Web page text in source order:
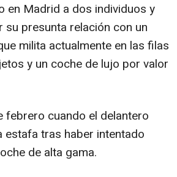
en Madrid a dos individuos y
presunta relación con un
milita actualmente en las filas
y un coche de lujo por valor
febrero cuando el delantero
estafa tras haber intentado
de alta gama.